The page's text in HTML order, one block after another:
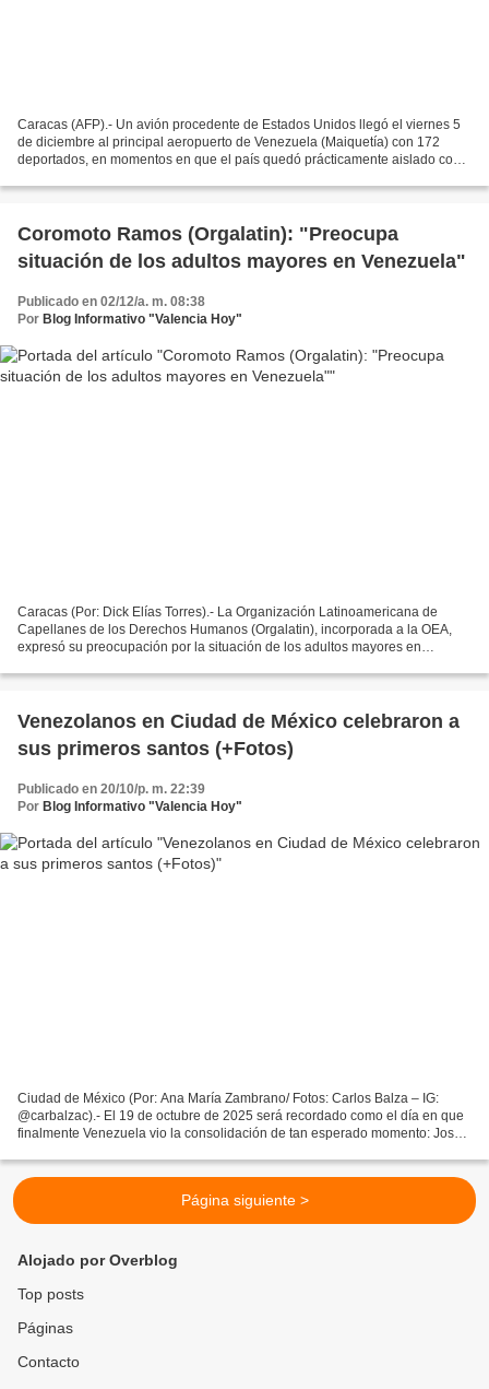
Caracas (AFP).- Un avión procedente de Estados Unidos llegó el viernes 5
de diciembre al principal aeropuerto de Venezuela (Maiquetía) con 172
deportados, en momentos en que el país quedó prácticamente aislado con
Coromoto Ramos (Orgalatin): "Preocupa
situación de los adultos mayores en Venezuela"
Publicado en 02/12/a. m. 08:38
Por Blog Informativo "Valencia Hoy"
Caracas (Por: Dick Elías Torres).- La Organización Latinoamericana de
Capellanes de los Derechos Humanos (Orgalatin), incorporada a la OEA,
expresó su preocupación por la situación de los adultos mayores en
Venezolanos en Ciudad de México celebraron a
sus primeros santos (+Fotos)
Publicado en 20/10/p. m. 22:39
Por Blog Informativo "Valencia Hoy"
Ciudad de México (Por: Ana María Zambrano/ Fotos: Carlos Balza – IG:
@carbalzac).- El 19 de octubre de 2025 será recordado como el día en que
finalmente Venezuela vio la consolidación de tan esperado momento: José
Página siguiente >
Alojado por Overblog
Top posts
Páginas
Contacto